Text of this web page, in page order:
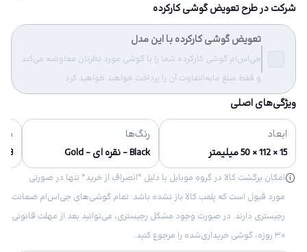
شرکت در طرح تعویض گوشی کارکرده
تعویض گوشی کارکرده با این مدل
جی‌اس‌ام گوشی کارکرده شما را با گوشی مورد نظرتان معاوضه می‌کند
و فقط مبلغ مابه‌التفاوت آن را پرداخت خواهید خواهید کرد.
ویژگی‌های اصلی
ابعاد
15 × 112 × 50 میلیمتر
رنگ‌ها
Black - نقره ای - Gold
1.3 مگا پیکسل, 1024 × 1280 پیکسل
امکان برگشت کالا در گروه موبایل با دلیل “انصراف از خرید“ تنها در صورتی
مورد قبول است که پلمب کالا باز نشده باشد. تمام گوشی‌های جی‌اس‌ام ضمانت
رجیستری دارند. در صورت وجود مشکل رجیستری، می‌توانید بعد از مهلت قانونی
۳۰ روزه، گوشی خریداری‌شده را مرجوع کنید.